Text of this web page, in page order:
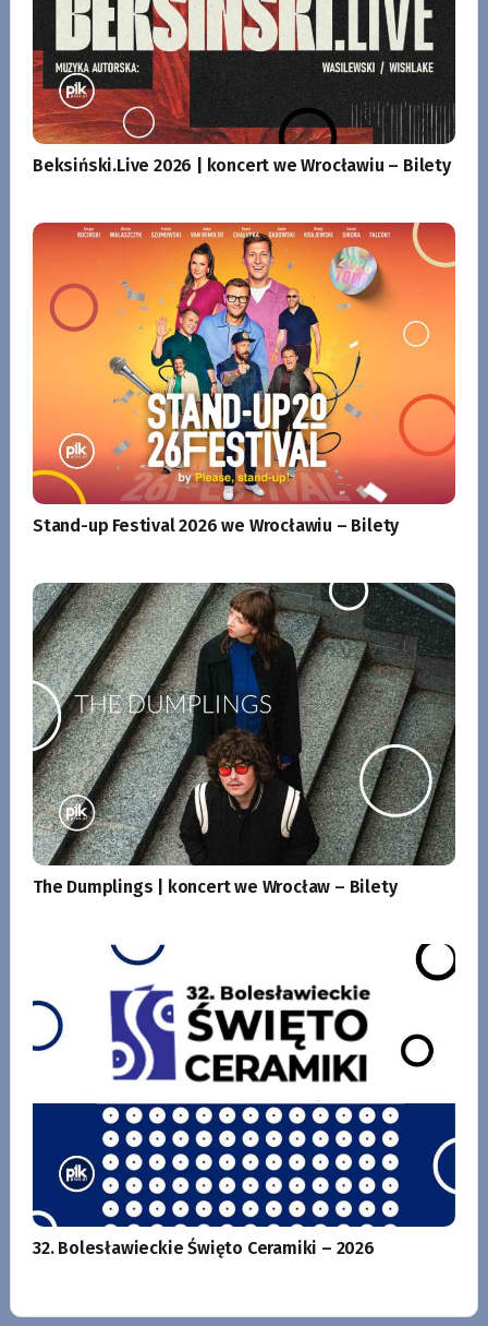
Beksiński.Live 2026 | koncert we Wrocławiu – Bilety
Stand-up Festival 2026 we Wrocławiu – Bilety
The Dumplings | koncert we Wrocław – Bilety
32. Bolesławieckie Święto Ceramiki – 2026